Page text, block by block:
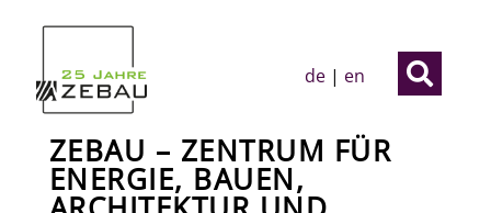

de | en
ZEBAU – ZENTRUM FÜR
ENERGIE, BAUEN,